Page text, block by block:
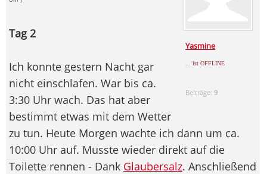
Yasmine
... ist OFFLINE
Beiträge:9
Tag 2
Ich konnte gestern Nacht gar
nicht einschlafen. War bis ca.
3:30 Uhr wach. Das hat aber
bestimmt etwas mit dem Wetter
zu tun. Heute Morgen wachte ich dann um ca.
10:00 Uhr auf. Musste wieder direkt auf die
Toilette rennen - Dank Glaubersalz. Anschließend